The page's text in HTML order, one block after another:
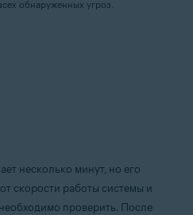
обнаруженных угроз.
несколько минут, но его
скорости работы системы и
проверить. После